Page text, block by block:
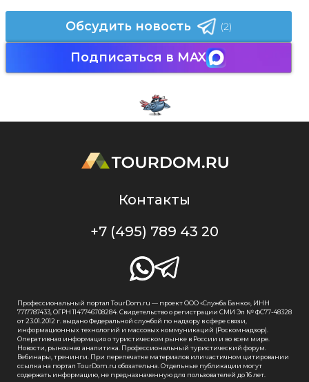
Обсудить новость (2)
Подписаться в MAX
Контакты
+7 (495) 789 43 20
Профессиональный портал TourDom.ru — проект ООО «Служба Банко», ИНН
7717787433, ОГРН 1147746708284. Свидетельство о регистрации СМИ Эл № ФС77-48328
от 23.01.2012 г. выдано Федеральной службой по надзору в сфере связи,
информационных технологий и массовых коммуникаций (Роскомнадзор).
Оперативная информация о туристическом рынке в России и во всем мире.
Новости, рыночная аналитика. Профессиональный туристический форум.
Вебинары, тренинги. При перепечатке материалов или частичном цитировании
ссылка на портал TourDom.ru обязательна. Отдельные публикации могут
содержать информацию, не предназначенную для пользователей до 16 лет.